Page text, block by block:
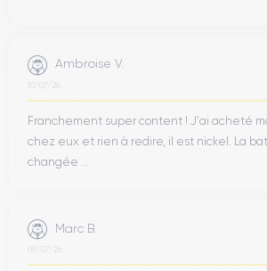
Ambroise V.
10/07/26
Franchement super content ! J'ai acheté
chez eux et rien à redire, il est nickel. La
changée ...
Marc B.
09/07/26